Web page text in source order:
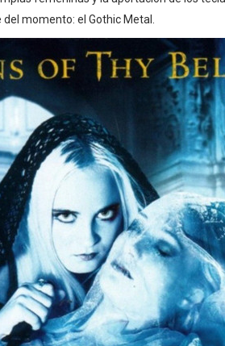
momento: el Gothic Metal.